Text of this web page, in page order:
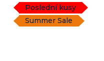
Poslední kusy
Summer Sale